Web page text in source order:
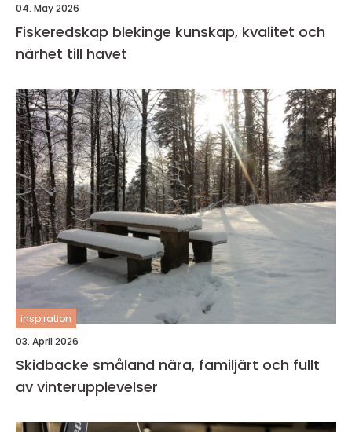
04. May 2026
Fiskeredskap blekinge kunskap, kvalitet och
närhet till havet
inspiration
03. April 2026
Skidbacke småland nära, familjärt och fullt
av vinterupplevelser